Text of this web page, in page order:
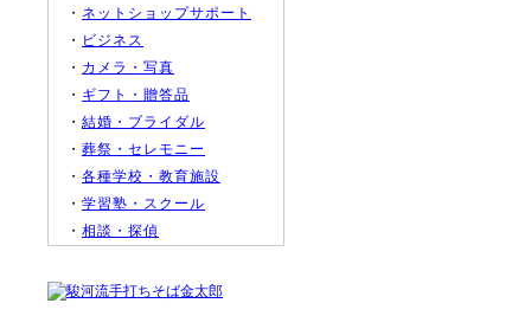
・ ネットショップサポート
・ ビジネス
・ カメラ・写真
・ ギフト・贈答品
・ 結婚・ブライダル
・ 葬祭・セレモニー
・ 各種学校・教育施設
・ 学習塾・スクール
・ 相談・探偵